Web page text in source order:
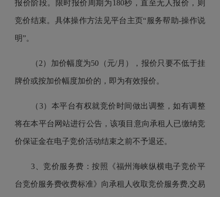
报价阶段。限时报价周期为180秒，直至无人报价，则
竞价结束。具体操作方法见平台主页“服务帮助-操作说
明”。
（2）加价幅度为50（元/月），报价只要不低于挂
牌价或按加价幅度加价的，即为有效报价。
（3）本平台有权就竞价时间做出调整，如有调整
将在本平台网站进行公告，该项目意向承租人已缴纳竞
价保证金在电子竞价活动结束之前不予退还。
3、竞价服务费：按照《福州海峡纵横电子竞价平
台竞价服务费收费标准》向承租人收取竞价服务费,交易